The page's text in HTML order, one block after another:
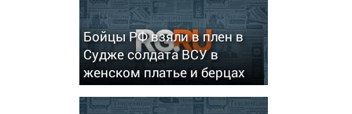
Бойцы РФ взяли в плен в
Судже солдата ВСУ в
женском платье и берцах